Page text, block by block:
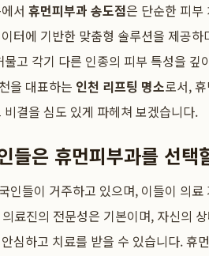
서 휴먼피부과 송도점은 단순한 피부
터에 기반한 맞춤형 솔루션을 제공
고 각기 다른 인종의 피부 특성을 깊
을 대표하는 인천 리프팅 명소로서,
결을 심도 있게 파헤쳐 보겠습니다.
들은 휴먼피부과를 선택
인들이 거주하고 있으며, 이들이 의
료진의 전문성은 기본이며, 자신의
심하고 치료를 받을 수 있습니다. 휴